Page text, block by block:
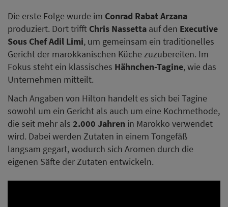
Die erste Folge wurde im Conrad Rabat Arzana
produziert. Dort trifft Chris Nassetta auf den Executive
Sous Chef Adil Limi, um gemeinsam ein traditionelles
Gericht der marokkanischen Küche zuzubereiten. Im
Fokus steht ein klassisches Hähnchen-Tagine, wie das
Unternehmen mitteilt.
Nach Angaben von Hilton handelt es sich bei Tagine
sowohl um ein Gericht als auch um eine Kochmethode,
die seit mehr als 2.000 Jahren in Marokko verwendet
wird. Dabei werden Zutaten in einem Tongefäß
langsam gegart, wodurch sich Aromen durch die
eigenen Säfte der Zutaten entwickeln.